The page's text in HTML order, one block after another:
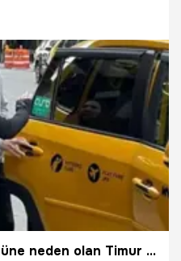
Oğuz Murat Aci’nin ölümüne neden olan Timur Cihantimur’a istenen ceza belli oldu